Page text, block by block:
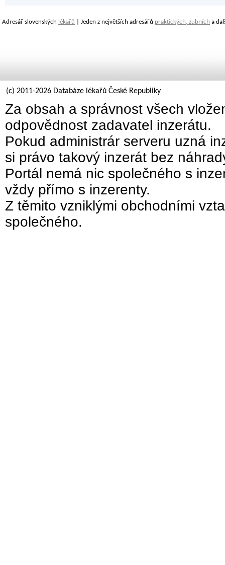
Adresář slovenských lékařů | Jeden z největších adresářů praktických, zubních a
(c) 2011-2026 Databáze lékařů České Republiky
Za obsah a správnost všech
odpovědnost zadavatel inzerátu.
Pokud administrár serveru uzná
si právo takový inzerát bez
Portál nemá nic společného s
vždy přímo s inzerenty.
Z těmito vzniklými obchodními
společného.